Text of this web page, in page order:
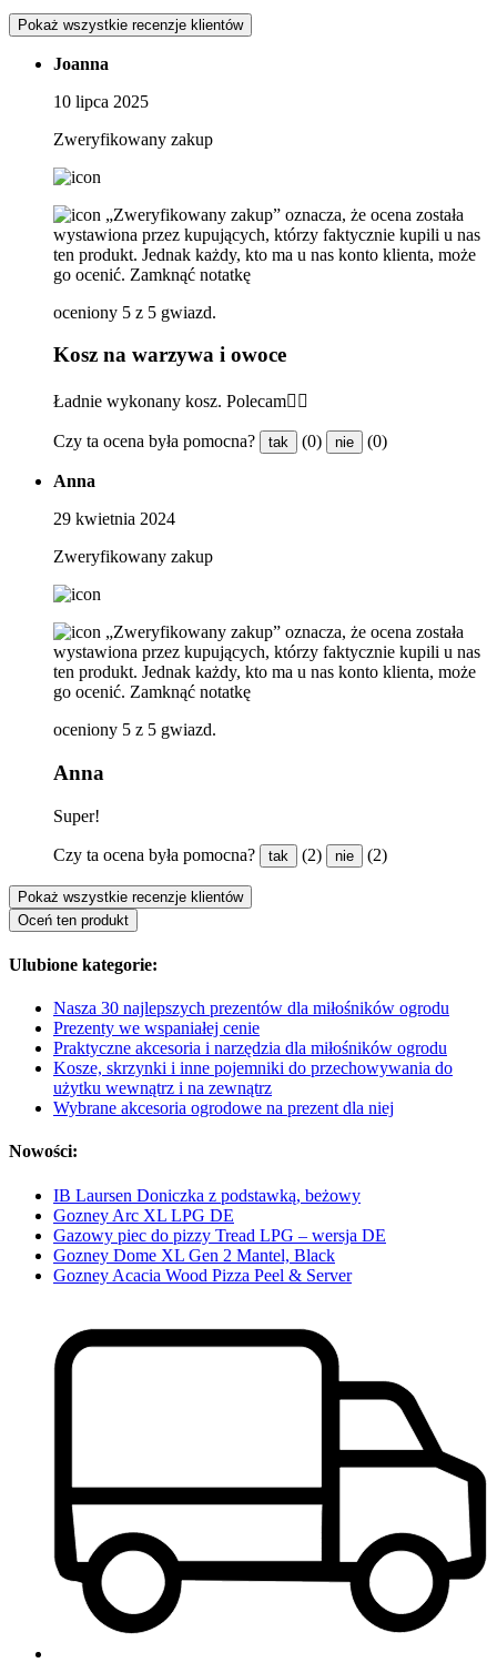
Pokaż wszystkie recenzje klientów
Joanna
10 lipca 2025
Zweryfikowany zakup
„Zweryfikowany zakup” oznacza, że ​​ocena została
wystawiona przez kupujących, którzy faktycznie kupili u nas
ten produkt. Jednak każdy, kto ma u nas konto klienta, może
go ocenić. Zamknąć notatkę
oceniony 5 z 5 gwiazd.
Kosz na warzywa i owoce
Ładnie wykonany kosz. Polecam👍🏼
Czy ta ocena była pomocna? tak (0) nie (0)
Anna
29 kwietnia 2024
Zweryfikowany zakup
„Zweryfikowany zakup” oznacza, że ​​ocena została
wystawiona przez kupujących, którzy faktycznie kupili u nas
ten produkt. Jednak każdy, kto ma u nas konto klienta, może
go ocenić. Zamknąć notatkę
oceniony 5 z 5 gwiazd.
Anna
Super!
Czy ta ocena była pomocna? tak (2) nie (2)
Pokaż wszystkie recenzje klientów
Oceń ten produkt
Ulubione kategorie:
Nasza 30 najlepszych prezentów dla miłośników ogrodu
Prezenty we wspaniałej cenie
Praktyczne akcesoria i narzędzia dla miłośników ogrodu
Kosze, skrzynki i inne pojemniki do przechowywania do
użytku wewnątrz i na zewnątrz
Wybrane akcesoria ogrodowe na prezent dla niej
Nowości:
IB Laursen Doniczka z podstawką, beżowy
Gozney Arc XL LPG DE
Gazowy piec do pizzy Tread LPG – wersja DE
Gozney Dome XL Gen 2 Mantel, Black
Gozney Acacia Wood Pizza Peel & Server